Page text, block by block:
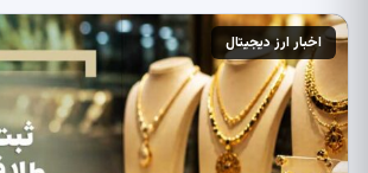
اخبار ارز دیجیتال